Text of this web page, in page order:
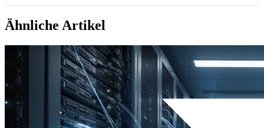
Ähnliche Artikel